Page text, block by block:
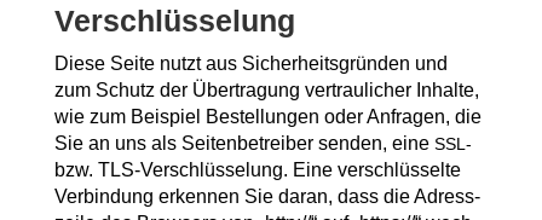
Verschlüsselung
Die­se Sei­te nutzt aus Sicher­heits­grün­den und
zum Schutz der Über­tra­gung ver­trau­li­cher Inhal­te,
wie zum Bei­spiel Bestel­lun­gen oder Anfra­gen, die
Sie an uns als Sei­ten­be­trei­ber sen­den, eine SSL-
bzw. TLS-Ver­schlüs­se­lung. Eine ver­schlüs­sel­te
Ver­bin­dung erken­nen Sie dar­an, dass die Adress­